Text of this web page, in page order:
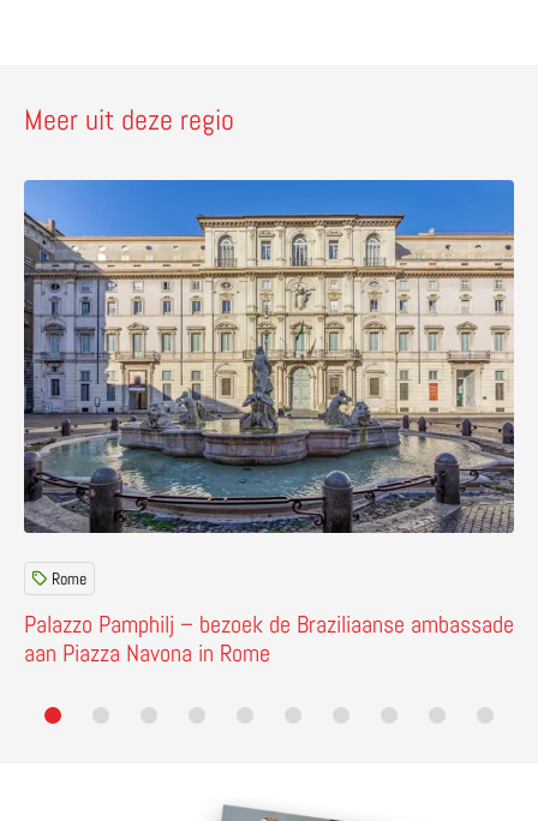
Meer uit deze regio
Palazzo Pamphilj – bezoek de Braziliaanse ambassade
aan Piazza Navona in Rome
Rome